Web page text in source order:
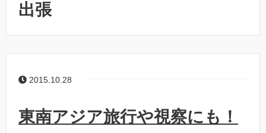
出張
2015.10.28
東南アジア旅行や視察にも！